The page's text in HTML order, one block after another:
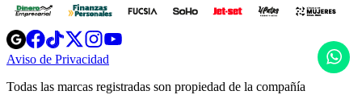
Opens
in
new
Opens
in
new
Opens
in
new
window
Opens
new
windowwindow
Aviso de Privacidad
new
Todas las marcas registradas son propiedad de la compañía